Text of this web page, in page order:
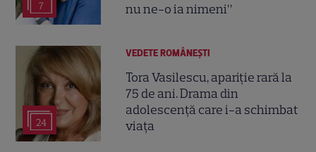
7
nu ne-o ia nimeni”
24
VEDETE ROMÂNEŞTI
Tora Vasilescu, apariție rară la
75 de ani. Drama din
adolescență care i-a schimbat
viața